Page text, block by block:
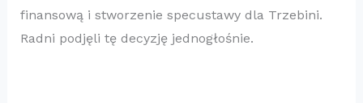
finansową i stworzenie specustawy dla Trzebini.
Radni podjęli tę decyzję jednogłośnie.